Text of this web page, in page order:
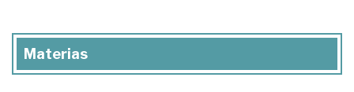
Materias